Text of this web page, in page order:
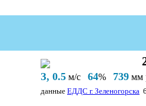
З, 0.5 м/с 64% 739 мм
данные ЕДДС г. Зеленогорска